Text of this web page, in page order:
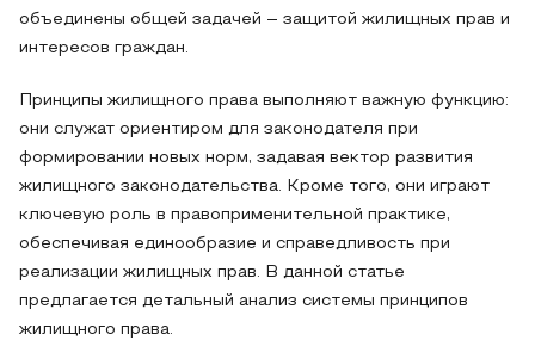
объединены общей задачей – защитой жилищных прав и
интересов граждан.
Принципы жилищного права выполняют важную функцию:
они служат ориентиром для законодателя при
формировании новых норм, задавая вектор развития
жилищного законодательства. Кроме того, они играют
ключевую роль в правоприменительной практике,
обеспечивая единообразие и справедливость при
реализации жилищных прав. В данной статье
предлагается детальный анализ системы принципов
жилищного права.